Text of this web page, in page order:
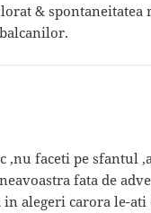
& spontaneitatea
,nu faceti pe sfantul
fata de
alegeri carora le-ati